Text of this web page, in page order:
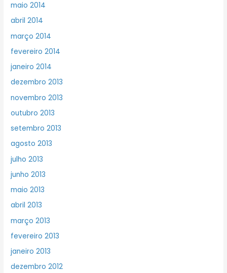
maio 2014
abril 2014
março 2014
fevereiro 2014
janeiro 2014
dezembro 2013
novembro 2013
outubro 2013
setembro 2013
agosto 2013
julho 2013
junho 2013
maio 2013
abril 2013
março 2013
fevereiro 2013
janeiro 2013
dezembro 2012